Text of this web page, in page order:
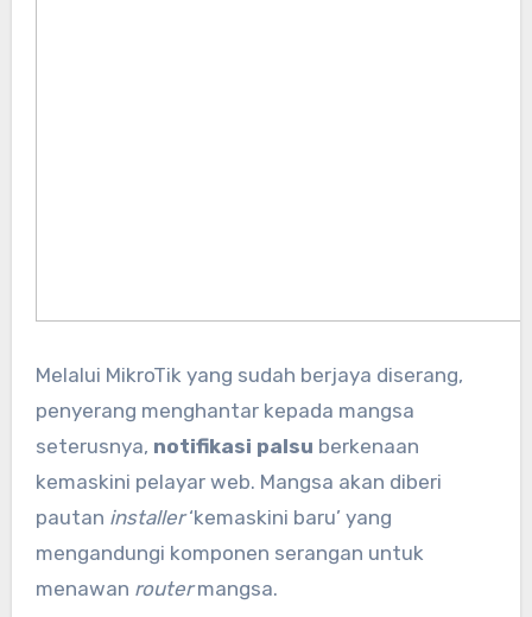
Melalui MikroTik yang sudah berjaya diserang,
penyerang menghantar kepada mangsa
seterusnya, notifikasi palsu berkenaan
kemaskini pelayar web. Mangsa akan diberi
pautan installer‘kemaskini baru’ yang
mengandungi komponen serangan untuk
menawan routermangsa.